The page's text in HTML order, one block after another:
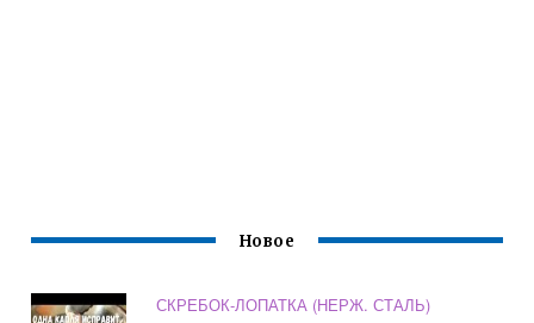
Новое
СКРЕБОК-ЛОПАТКА (НЕРЖ. СТАЛЬ)